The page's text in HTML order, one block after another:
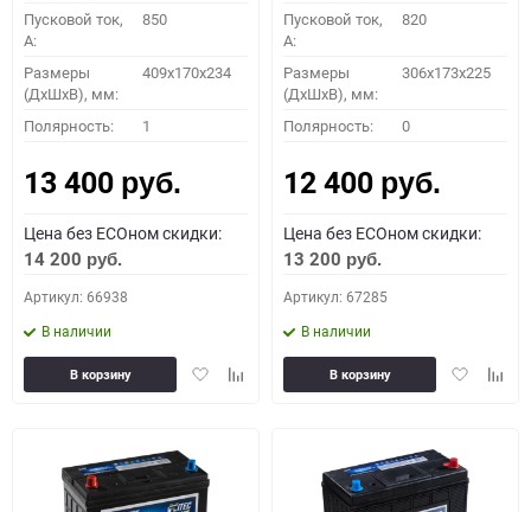
Пусковой ток,
A:
850
Размеры
(ДхШхВ), мм:
409x170x234
Полярность: 1
13 400 руб.
Цена без ECOном скидки:
14 200 руб.
Артикул: 66938
В наличии
ДобавитьДобавить
В корзину
Пусковой ток,
A:
820
Размеры
(ДхШхВ), мм:
306x173x225
Полярность: 0
12 400 руб.
Цена без ECOном скидки:
13 200 руб.
Артикул: 67285
В наличии
Добавить
В корзину